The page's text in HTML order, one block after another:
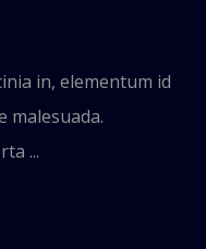
in, elementum id
malesuada.
...